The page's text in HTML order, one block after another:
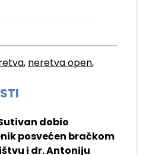
, neretva open,
dobio
posvećen bračkom
i dr. Antoniju